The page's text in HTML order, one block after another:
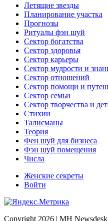
Летящие звезды
Планирование участка
Прогнозы
Ритуалы фэн шуй
Сектор богатства
Сектор здоровья
Сектор карьеры
Сектор мудрости и
Сектор отношений
Сектор помощи и
Сектор семьи
Сектор творчества и
Стихии
Талисманы
Теория
Фен шуй для бизнеса
Фэн шуй помещения
Числа
Женские секреты
Войти
Copyright 2026 | MH